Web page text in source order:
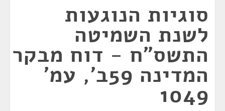
סוגיות הנוגעות
לשנת השמיטה
התשס"ח - דוח מבקר
המדינה 59ב', עמ'
1049